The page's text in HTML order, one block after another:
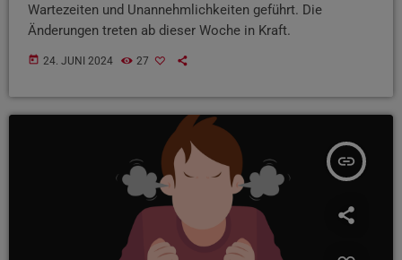
Wartezeiten und Unannehmlichkeiten geführt. Die
Änderungen treten ab dieser Woche in Kraft.
today 24. JUNI 2024 27
insert_link